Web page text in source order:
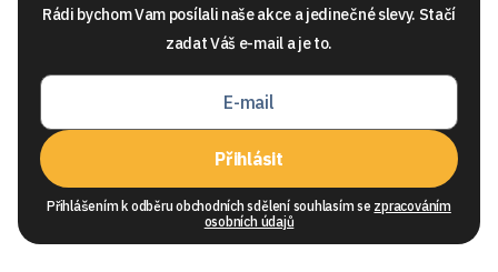
Rádi bychom Vam posílali naše akce a jedinečné slevy. Stačí
zadat Váš e-mail a je to.
Přihlásit
Přihlášením k odběru obchodních sdělení souhlasím se zpracováním
osobních údajů